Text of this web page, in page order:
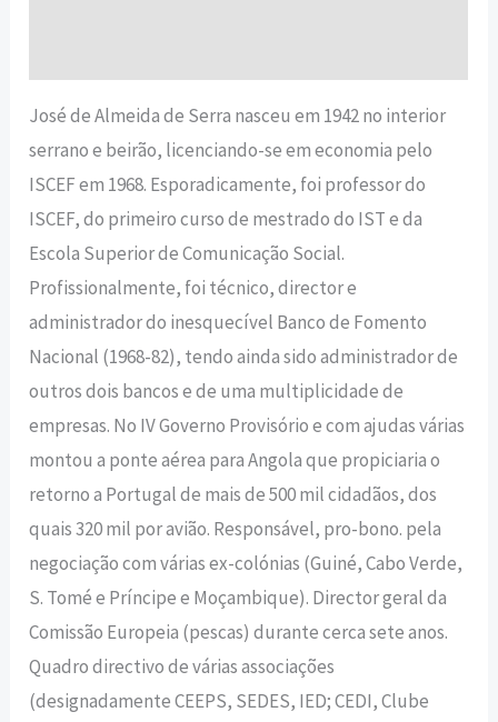
José de Almeida de Serra nasceu em 1942 no interior
serrano e beirão, licenciando-se em economia pelo
ISCEF em 1968. Esporadicamente, foi professor do
ISCEF, do primeiro curso de mestrado do IST e da
Escola Superior de Comunicação Social.
Profissionalmente, foi técnico, director e
administrador do inesquecível Banco de Fomento
Nacional (1968-82), tendo ainda sido administrador de
outros dois bancos e de uma multiplicidade de
empresas. No IV Governo Provisório e com ajudas várias
montou a ponte aérea para Angola que propiciaria o
retorno a Portugal de mais de 500 mil cidadãos, dos
quais 320 mil por avião. Responsável, pro-bono. pela
negociação com várias ex-colónias (Guiné, Cabo Verde,
S. Tomé e Príncipe e Moçambique). Director geral da
Comissão Europeia (pescas) durante cerca sete anos.
Quadro directivo de várias associações
(designadamente CEEPS, SEDES, IED; CEDI, Clube